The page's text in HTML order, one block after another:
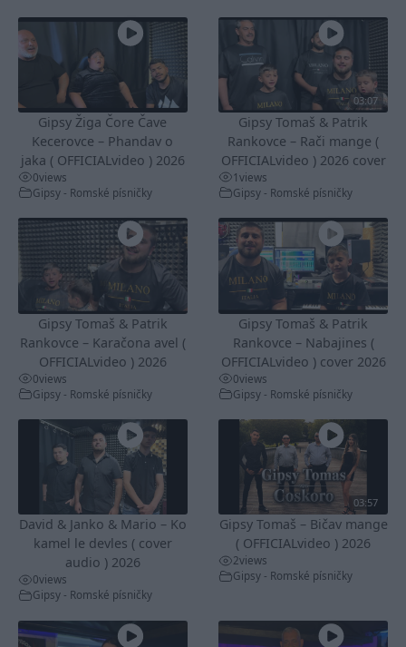
Gipsy Žiga Čore Čave
Kecerovce – Phandav o
jaka ( OFFICIALvideo ) 2026
0views
Gipsy - Romské písničky
03:07
Gipsy Tomaš & Patrik
Rankovce – Rači mange (
OFFICIALvideo ) 2026 cover
1views
Gipsy - Romské písničky
Gipsy Tomaš & Patrik
Rankovce – Karačona avel (
OFFICIALvideo ) 2026
0views
Gipsy - Romské písničky
Gipsy Tomaš & Patrik
Rankovce – Nabajines (
OFFICIALvideo ) cover 2026
0views
Gipsy - Romské písničky
David & Janko & Mario – Ko
kamel le devles ( cover
audio ) 2026
0views
Gipsy - Romské písničky
03:57
Gipsy Tomaš – Bičav mange
( OFFICIALvideo ) 2026
2views
Gipsy - Romské písničky